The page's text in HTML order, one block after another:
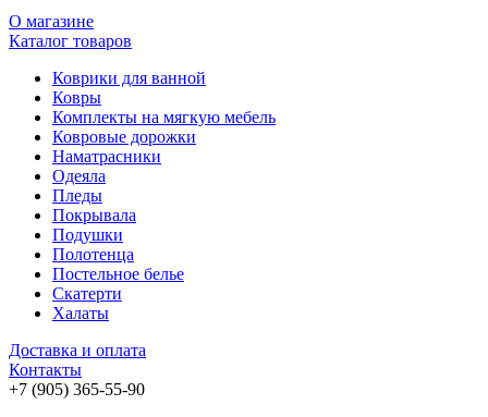
О магазине
Каталог товаров
Коврики для ванной
Ковры
Комплекты на мягкую мебель
Ковровые дорожки
Наматрасники
Одеяла
Пледы
Покрывала
Подушки
Полотенца
Постельное белье
Скатерти
Халаты
Доставка и оплата
Контакты
+7 (905) 365-55-90